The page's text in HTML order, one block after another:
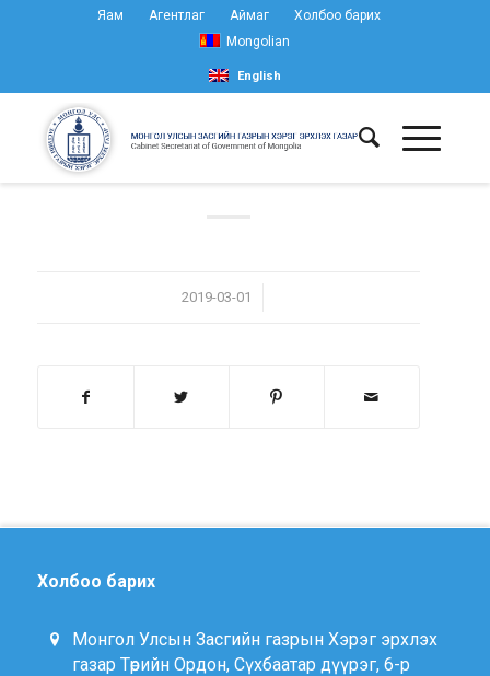
Яам Агентлаг Аймаг
Холбоо барих
Mongolian
English
2019-03-01
/
Холбоо барих
Монгол Улсын Засгийн газрын Хэрэг эрхлэх
газар Төрийн Ордон, Сүхбаатар дүүрэг, 6-р